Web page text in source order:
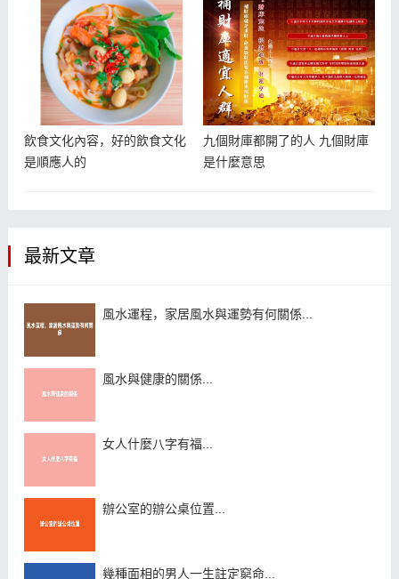
飲食文化內容，好的飲食文化
是順應人的
九個財庫都開了的人 九個財庫
是什麼意思
最新文章
風水運程，家居風水與運勢有何關係...
風水與健康的關係...
女人什麼八字有福...
辦公室的辦公桌位置...
幾種面相的男人一生註定窮命...